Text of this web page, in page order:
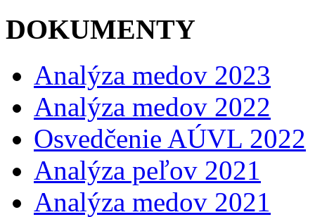
DOKUMENTY
Analýza medov 2023
Analýza medov 2022
Osvedčenie AÚVL 2022
Analýza peľov 2021
Analýza medov 2021